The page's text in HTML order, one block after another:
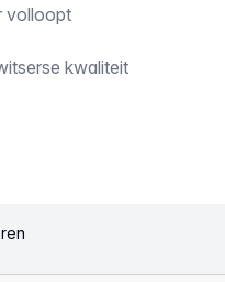
volloopt
kwaliteit